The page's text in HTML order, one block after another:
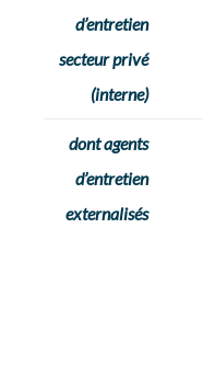
d’entretien
secteur privé
(interne)
dont agents
d’entretien
externalisés